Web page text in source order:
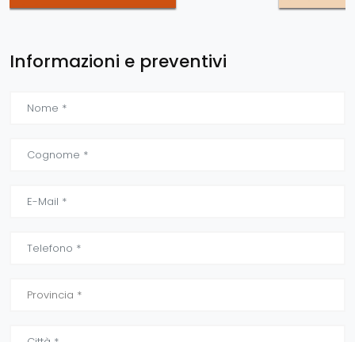
Informazioni e preventivi